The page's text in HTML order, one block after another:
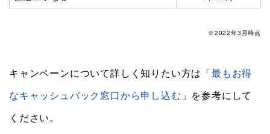
※2022年3月時点
キャンペーンについて詳しく知りたい方は「最もお得
なキャッシュバック窓口から申し込む 」を参考にして
ください。